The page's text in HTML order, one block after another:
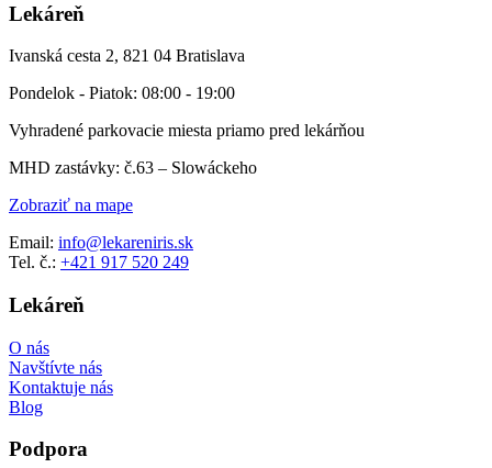
Lekáreň
Ivanská cesta 2, 821 04 Bratislava
Pondelok - Piatok: 08:00 - 19:00
Vyhradené parkovacie miesta priamo pred lekárňou
MHD zastávky: č.63 – Slowáckeho
Zobraziť na mape
Email: info@lekareniris.sk
Tel. č.: +421 917 520 249
Lekáreň
O nás
Navštívte nás
Kontaktuje nás
Blog
Podpora